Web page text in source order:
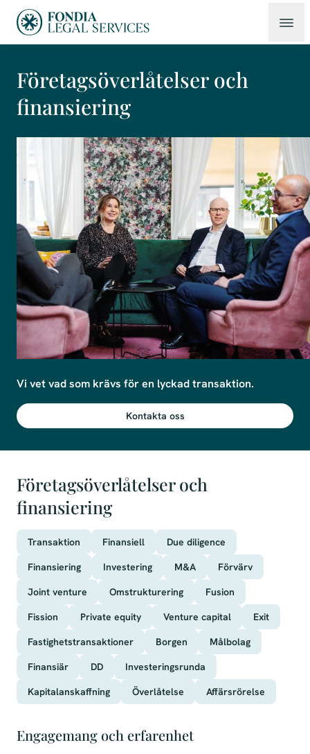
Företagsöverlåtelser och
finansiering
Vi vet vad som krävs för en lyckad transaktion.
Kontakta oss
Företagsöverlåtelser och
finansiering
Transaktion Finansiell
Due diligence
Finansiering
Investering M&A
Förvärv
Joint venture
Omstrukturering
Fusion
Fission
Private equity Venture capital
Exit
Fastighetstransaktioner
Borgen
Målbolag
Finansiär
DD
Investeringsrunda
Kapitalanskaffning
Överlåtelse Affärsrörelse
Engagemang och erfarenhet